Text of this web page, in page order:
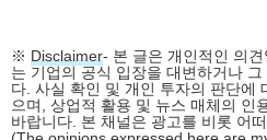
※ Disclaimer- 본 글은 개인적인 의
는 기업의 공식 입장을 대변하거나
다. 사실 확인 및 개인 투자의 판단에
으며, 상업적 활용 및 뉴스 매체의 인
바랍니다. 본 채널은 광고를 비롯 어